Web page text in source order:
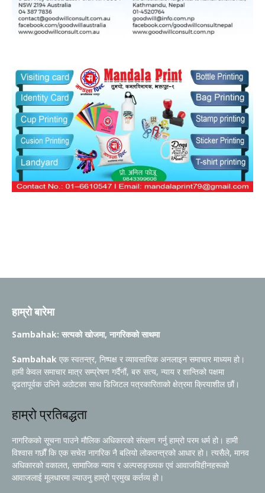
हाम्रो बारेमा
Sambahak: सत्यको खोजमा, नागरिकको साथमा
Sambahak एक स्वतन्त्र, निष्पक्ष र व्यावसायिक अनलाइन समाचार माध्यम हो।
हामी केवल समाचार मात्र सम्प्रेषण गर्दैनौं, बरु सत्य, न्याय र शान्तिको पक्षमा
दृढतापूर्वक उभिने अठोटका साथ डिजिटल पत्रकारिताको क्षेत्रमा क्रियाशील छौं।
हाम्रो प्रतिबद्धता
नागरिकको सूचना पाउने मौलिक अधिकारको संरक्षण गर्नु हाम्रो परम धर्म हो। हामी
विश्वास गर्छौं कि एक सचेत नागरिक नै बलियो लोकतन्त्रको आधार हो। त्यसैले, मानव
अधिकारको वकालत, सामाजिक न्याय र अल्पसङ्ख्यक एवं आवाजविहीनहरूको
आवाजलाई मूलधारमा ल्याउनु हाम्रो प्रमुख कर्तव्य हो।